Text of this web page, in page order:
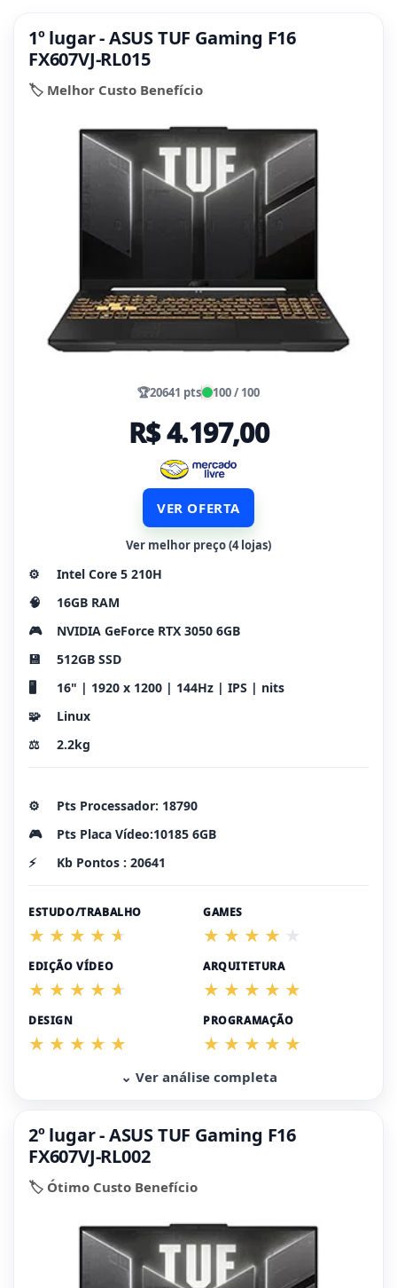
1º lugar - ASUS TUF Gaming F16
FX607VJ-RL015
🏷️ Melhor Custo Benefício
🏆20641 pts 100 / 100
R$ 4.197,00
VER OFERTA
Ver melhor preço (4 lojas)
⚙️
Intel Core 5 210H
🧠
16GB RAM
🎮
NVIDIA GeForce RTX 3050 6GB
💾
512GB SSD
🖥️
16" | 1920 x 1200 | 144Hz | IPS | nits
🧩
Linux
⚖️
2.2kg
⚙️
Pts Processador: 18790
🎮
Pts Placa Vídeo:10185 6GB
⚡
Kb Pontos : 20641
ESTUDO/TRABALHO GAMES
EDIÇÃO VÍDEO ARQUITETURA
DESIGN PROGRAMAÇÃO
⌄ Ver análise completa
2º lugar - ASUS TUF Gaming F16
FX607VJ-RL002
🏷️ Ótimo Custo Benefício